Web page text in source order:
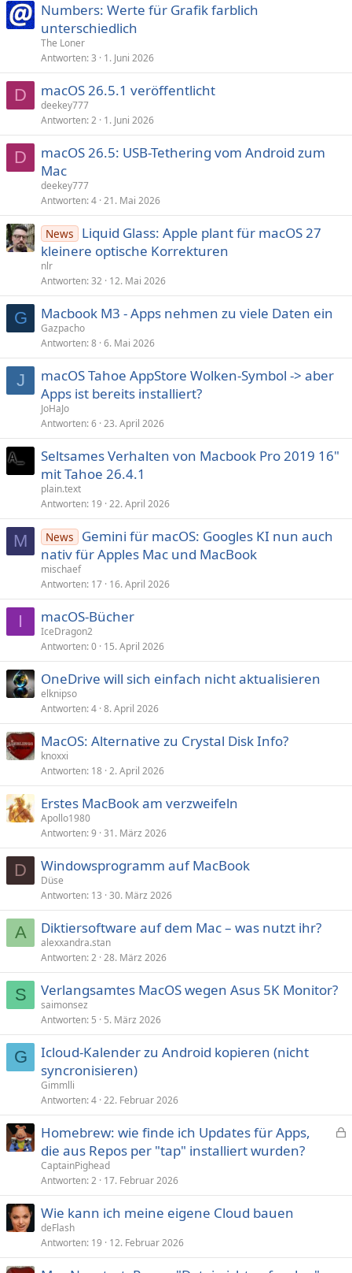
Numbers: Werte für Grafik farblich
unterschiedlich
The Loner
Antworten 3 1. Juni 2026
D macOS 26.5.1 veröffentlicht
deekey777
Antworten 2 1. Juni 2026
D
macOS 26.5: USB-Tethering vom Android zum
Mac
deekey777
Antworten 4 21. Mai 2026
News
Liquid Glass: Apple plant für macOS 27
kleinere optische Korrekturen
nlr
Antworten 32 12. Mai 2026
G Macbook M3 - Apps nehmen zu viele Daten ein
Gazpacho
Antworten 8 6. Mai 2026
J
macOS Tahoe AppStore Wolken-Symbol -> aber
Apps ist bereits installiert?
JoHaJo
Antworten 6 23. April 2026
Seltsames Verhalten von Macbook Pro 2019 16"
mit Tahoe 26.4.1
plain.text
Antworten 19 22. April 2026
M News
Gemini für macOS: Googles KI nun auch
nativ für Apples Mac und MacBook
mischaef
Antworten 17 16. April 2026
I macOS-Bücher
IceDragon2
Antworten 0 15. April 2026
OneDrive will sich einfach nicht aktualisieren
elknipso
Antworten 4 8. April 2026
MacOS: Alternative zu Crystal Disk Info?
knoxxi
Antworten 18 2. April 2026
Erstes MacBook am verzweifeln
Apollo1980
Antworten 9 31. März 2026
D Windowsprogramm auf MacBook
Düse
Antworten 13 30. März 2026
A Diktiersoftware auf dem Mac – was nutzt ihr?
alexxandra.stan
Antworten 2 28. März 2026
S Verlangsamtes MacOS wegen Asus 5K Monitor?
saimonsez
Antworten 5 5. März 2026
G
Icloud-Kalender zu Android kopieren (nicht
syncronisieren)
Gimmlli
Antworten 4 22. Februar 2026
e
Homebrew: wie finde ich Updates für Apps,
die aus Repos per "tap" installiert wurden?
CaptainPighead
Antworten 2 17. Februar 2026
Wie kann ich meine eigene Cloud bauen
deFlash
Antworten 19 12. Februar 2026